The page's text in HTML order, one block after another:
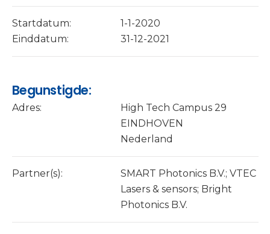
Startdatum:
1-1-2020
Einddatum:
31-12-2021
Begunstigde:
Adres:
High Tech Campus 29
EINDHOVEN
Nederland
Partner(s):
SMART Photonics B.V.; VTEC
Lasers & sensors; Bright
Photonics B.V.